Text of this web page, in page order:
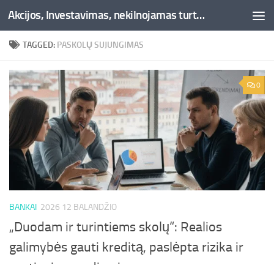
Skip to content Akcijos, Investavimas, nekilnojamas turtas, kriptovaliutos - Besociai.lt
TAGGED: PASKOLŲ SUJUNGIMAS
0
BANKAI 2026 12 BALANDŽIO
„Duodam ir turintiems skolų“: Realios
galimybės gauti kreditą, paslėpta rizika ir